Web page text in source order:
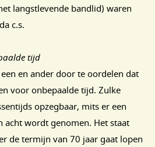
langstlevende bandlid) waren
c.s.
tijd
en ander door te oordelen dat
voor onbepaalde tijd. Zulke
opzegbaar, mits er een
acht wordt genomen. Het staat
de termijn van 70 jaar gaat lopen